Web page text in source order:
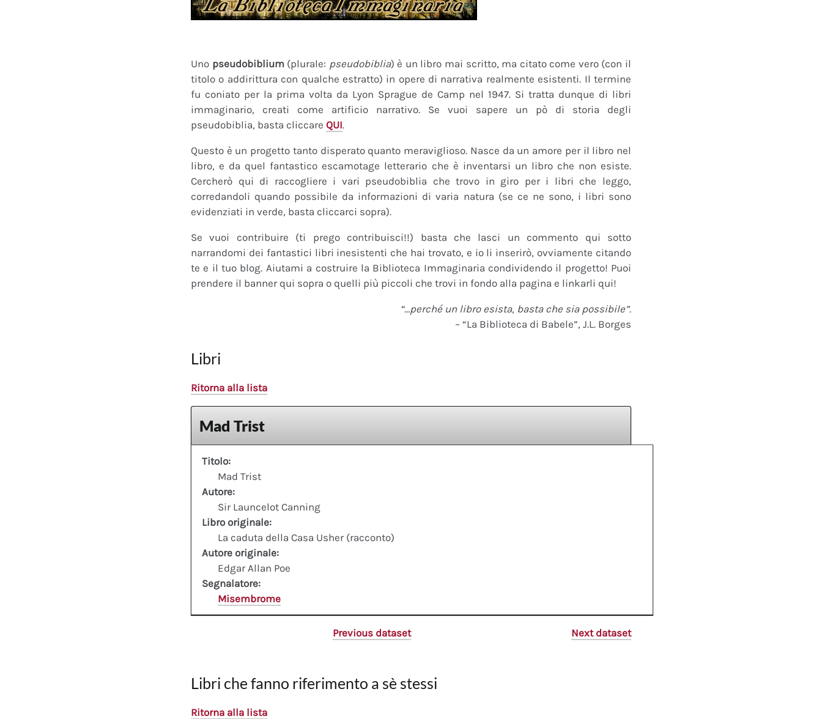
Uno pseudobiblium(plurale: pseudobiblia) è un libro mai scritto, ma citato come vero (con il
titolo o addirittura con qualche estratto) in opere di narrativa realmente esistenti. Il termine
fu coniato per la prima volta da Lyon Sprague de Camp nel 1947. Si tratta dunque di libri
immaginario, creati come artificio narrativo. Se vuoi sapere un pò di storia degli
pseudobiblia, basta cliccare QUI.
Questo è un progetto tanto disperato quanto meraviglioso. Nasce da un amore per il libro nel
libro, e da quel fantastico escamotage letterario che è inventarsi un libro che non esiste.
Cercherò qui di raccogliere i vari pseudobiblia che trovo in giro per i libri che leggo,
corredandoli quando possibile da informazioni di varia natura (se ce ne sono, i libri sono
evidenziati in verde, basta cliccarci sopra).
Se vuoi contribuire (ti prego contribuisci!!) basta che lasci un commento qui sotto
narrandomi dei fantastici libri inesistenti che hai trovato, e io li inserirò, ovviamente citando
te e il tuo blog. Aiutami a costruire la Biblioteca Immaginaria condividendo il progetto! Puoi
prendere il banner qui sopra o quelli più piccoli che trovi in fondo alla pagina e linkarli qui!
“…perché un libro esista, basta che sia possibile”.
– “La Biblioteca di Babele”, J.L. Borges
Libri
Ritorna alla lista
Mad Trist
Titolo:
Mad Trist
Autore:
Sir Launcelot Canning
Libro originale:
La caduta della Casa Usher (racconto)
Autore originale:
Edgar Allan Poe
Segnalatore:
Misembrome
Previous dataset Next dataset
Libri che fanno riferimento a sè stessi
Ritorna alla lista